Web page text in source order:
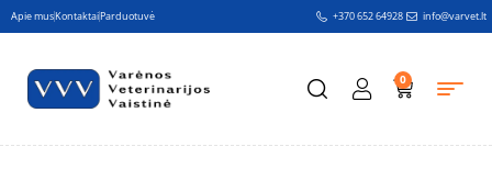
Apie musKontaktaiParduotuvė +370 652 64928 info@varvet.lt
0